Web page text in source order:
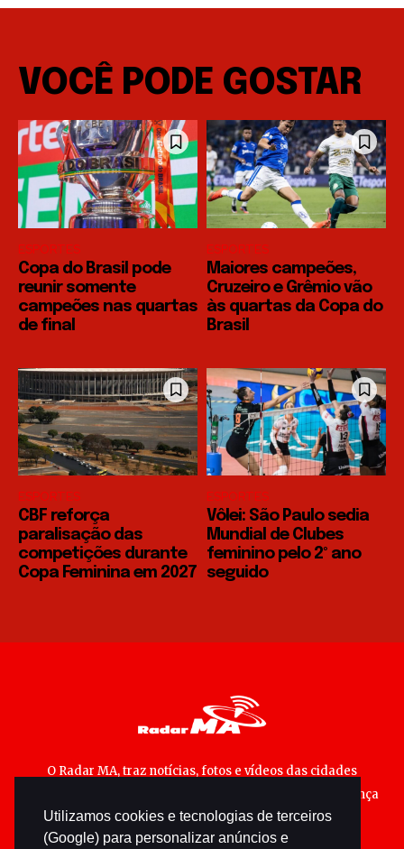
Utilizamos cookies e tecnologias de terceiros
(Google) para personalizar anúncios e
VOCÊ PODE GOSTAR
ESPORTES
Copa do Brasil pode
reunir somente
campeões nas quartas
de final
ESPORTES
Maiores campeões,
Cruzeiro e Grêmio vão
às quartas da Copa do
Brasil
ESPORTES
CBF reforça
paralisação das
competições durante
Copa Feminina em 2027
ESPORTES
Vôlei: São Paulo sedia
Mundial de Clubes
feminino pelo 2º ano
seguido
O Radar MA, traz notícias, fotos e vídeos das cidades
maranhenses; matérias especiais sobre política, segurança
pública e cultura popular.